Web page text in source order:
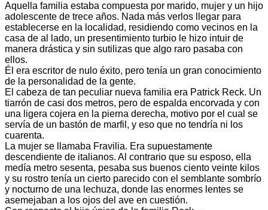
Aquella familia estaba compuesta por marido, mujer y un hijo
adolescente de trece años. Nada más verlos llegar para
establecerse en la localidad, residiendo como vecinos en la
casa de al lado, un presentimiento turbio le hizo intuir de
manera drástica y sin sutilizas que algo raro pasaba con
ellos.
Él era escritor de nulo éxito, pero tenía un gran conocimiento
de la personalidad de la gente.
El cabeza de tan peculiar nueva familia era Patrick Reck. Un
tiarrón de casi dos metros, pero de espalda encorvada y con
una ligera cojera en la pierna derecha, motivo por el cual se
servía de un bastón de marfil, y eso que no tendría ni los
cuarenta.
La mujer se llamaba Fravilia. Era supuestamente
descendiente de italianos. Al contrario que su esposo, ella
medía metro sesenta, pesaba sus buenos ciento veinte kilos
y su rostro tenía un cierto parecido con el semblante sombrío
y nocturno de una lechuza, donde las enormes lentes se
asemejaban a los ojos del ave en cuestión.